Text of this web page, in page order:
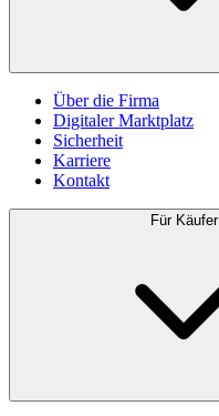
Über die Firma
Digitaler Marktplatz
Sicherheit
Karriere
Kontakt
Für Käufer